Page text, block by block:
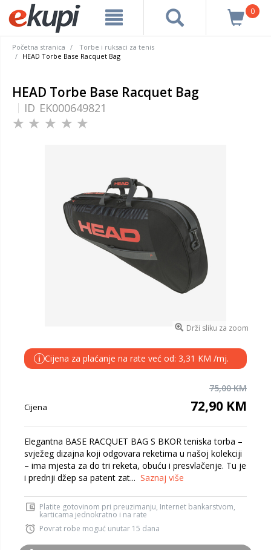
0
Početna stranica
Torbe i ruksaci za tenis
HEAD Torbe Base Racquet Bag
HEAD Torbe Base Racquet Bag
ID EK000649821
Drži sliku za zoom
i Cijena za plaćanje na rate već od: 3,31 KM /mj.
75,00 KM
Cijena 72,90 KM
Elegantna BASE RACQUET BAG S BKOR teniska torba –
svježeg dizajna koji odgovara reketima u našoj kolekciji
– ima mjesta za do tri reketa, obuću i presvlačenje. Tu je
i prednji džep sa patent zat... Saznaj više
Platite gotovinom pri preuzimanju, Internet bankarstvom,
karticama jednokratno i na rate
Povrat robe moguć unutar 15 dana